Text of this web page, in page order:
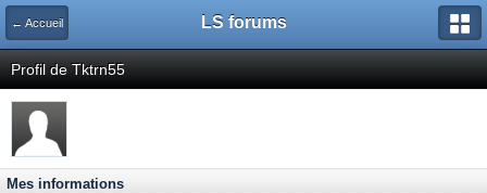
← Accueil LS forums
Profil de Tktrn55
Mes informations